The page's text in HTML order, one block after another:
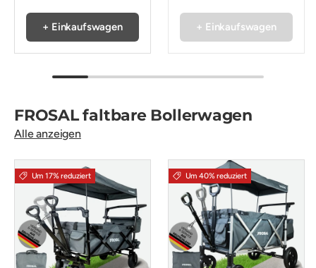
+ Einkaufswagen + Einkaufswagen
FROSAL faltbare Bollerwagen
Alle anzeigen
Um 17% reduziert Um 40% reduziert